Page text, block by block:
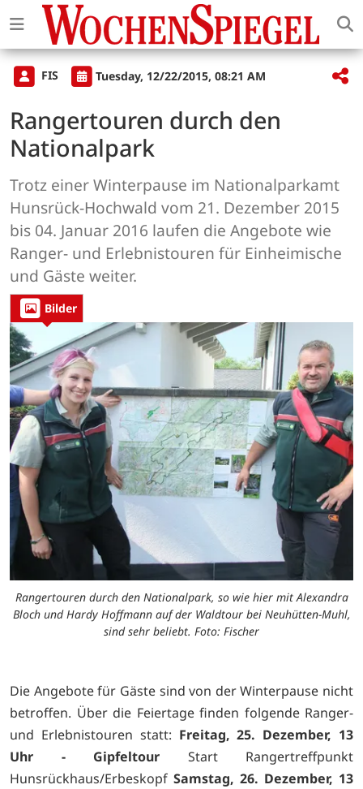
FIS Tuesday, 12/22/2015, 08:21 AM
Rangertouren durch den
Nationalpark
Trotz einer Winterpause im Nationalparkamt
Hunsrück-Hochwald vom 21. Dezember 2015
bis 04. Januar 2016 laufen die Angebote wie
Ranger- und Erlebnistouren für Einheimische
und Gäste weiter.
Bilder
Rangertouren durch den Nationalpark, so wie hier mit Alexandra
Bloch und Hardy Hoffmann auf der Waldtour bei Neuhütten-Muhl,
sind sehr beliebt. Foto: Fischer
Die Angebote für Gäste sind von der Winterpause nicht
betroffen. Über die Feiertage finden folgende Ranger-
und Erlebnistouren statt: Freitag, 25. Dezember, 13
Uhr - Gipfeltour Start Rangertreffpunkt
Hunsrückhaus/Erbeskopf Samstag, 26. Dezember, 13